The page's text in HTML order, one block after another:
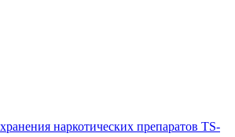
наркотических препаратов TS-